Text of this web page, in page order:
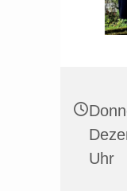
Uhr